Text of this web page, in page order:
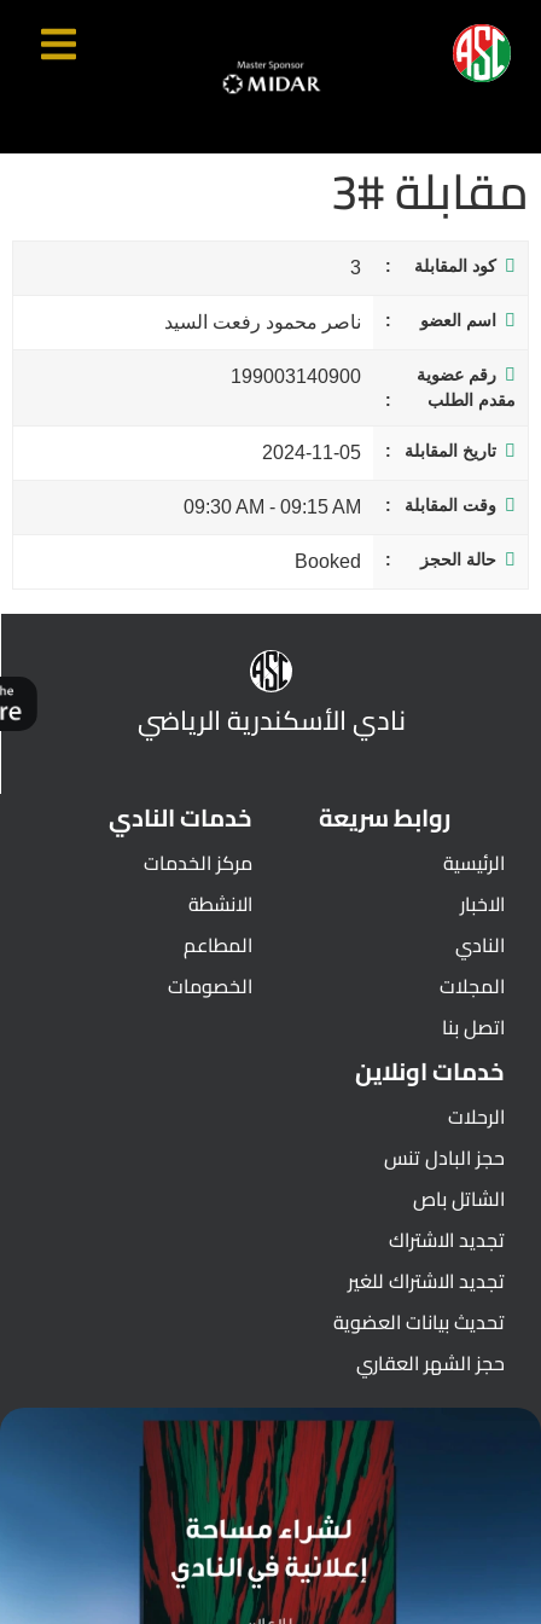
مقابلة #3
كود المقابلة 3
اسم العضو ناصر محمود رفعت السيد
رقم عضوية
مقدم الطلب
199003140900
تاريخ المقابلة 2024-11-05
وقت المقابلة 09:15 AM
-
09:30 AM
حالة الحجز Booked
نادي الأسكندرية الرياضي
روابط سريعة
الرئيسية
الاخبار
النادي
المجلات
اتصل بنا
خدمات النادي
مركز الخدمات
الانشطة
المطاعم
الخصومات
خدمات اونلاين
الرحلات
حجز البادل تنس
الشاتل باص
تجديد الاشتراك
تجديد الاشتراك للغير
تحديث بيانات العضوية
حجز الشهر العقاري